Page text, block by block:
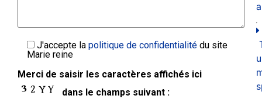
J'accepte la politique de confidentialité du site
Marie reine
Merci de saisir les caractères affichés ici
dans le champs suivant :